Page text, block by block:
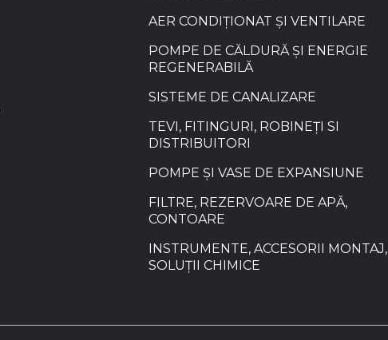
AER CONDIȚIONAT ȘI VENTILARE
POMPE DE CĂLDURĂ ȘI ENERGIE
REGENERABILĂ
SISTEME DE CANALIZARE
TEVI, FITINGURI, ROBINEȚI SI
DISTRIBUITORI
POMPE ȘI VASE DE EXPANSIUNE
FILTRE, REZERVOARE DE APĂ,
CONTOARE
INSTRUMENTE, ACCESORII MONTAJ,
SOLUȚII CHIMICE